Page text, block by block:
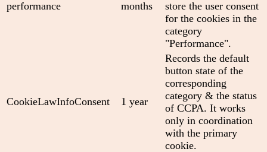
performance
months
store the user consent
for the cookies in the
category
"Performance".
CookieLawInfoConsent 1 year
Records the default
button state of the
corresponding
category & the status
of CCPA. It works
only in coordination
with the primary
cookie.